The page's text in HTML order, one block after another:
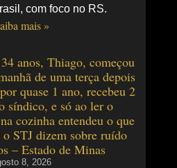
com foco no RS.
mais »
anos, Thiago, começou
de uma terça depois
quase 1 ano, recebeu 2
síndico, e só ao ler o
cozinha entendeu o que
STJ dizem sobre ruído
– Estado de Minas
8, 2026